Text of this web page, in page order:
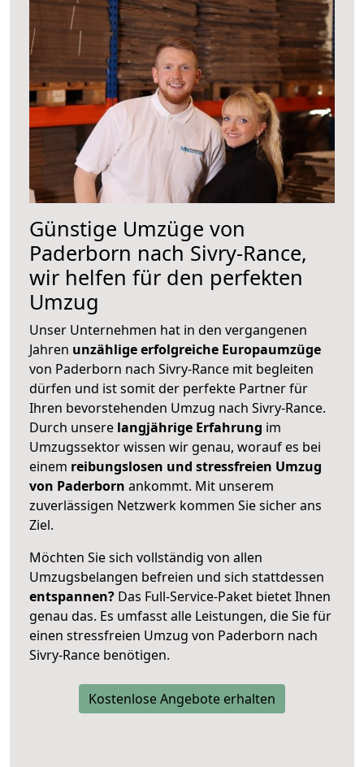
Günstige Umzüge von
Paderborn nach Sivry-Rance,
wir helfen für den perfekten
Umzug
Unser Unternehmen hat in den vergangenen
Jahren unzählige erfolgreiche Europaumzüge
von Paderborn nach Sivry-Rance mit begleiten
dürfen und ist somit der perfekte Partner für
Ihren bevorstehenden Umzug nach Sivry-Rance.
Durch unsere langjährige Erfahrung im
Umzugssektor wissen wir genau, worauf es bei
einem reibungslosen und stressfreien Umzug
von Paderborn ankommt. Mit unserem
zuverlässigen Netzwerk kommen Sie sicher ans
Ziel.
Möchten Sie sich vollständig von allen
Umzugsbelangen befreien und sich stattdessen
entspannen? Das Full-Service-Paket bietet Ihnen
genau das. Es umfasst alle Leistungen, die Sie für
einen stressfreien Umzug von Paderborn nach
Sivry-Rance benötigen.
Kostenlose Angebote erhalten